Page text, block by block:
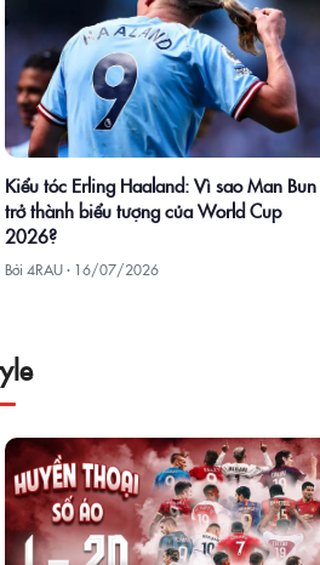
Kiểu tóc Erling Haaland: Vì sao Man Bun
trở thành biểu tượng của World Cup
2026?
Bởi 4RAU · 16/07/2026